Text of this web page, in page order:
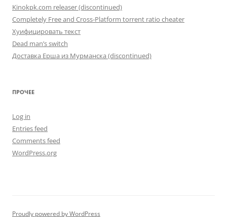
Kinokpk.com releaser (discontinued)
Completely Free and Cross-Platform torrent ratio cheater
Хуифицировать текст
Dead man’s switch
Доставка Ерша из Мурманска (discontinued)
ПРОЧЕЕ
Log in
Entries feed
Comments feed
WordPress.org
Proudly powered by WordPress